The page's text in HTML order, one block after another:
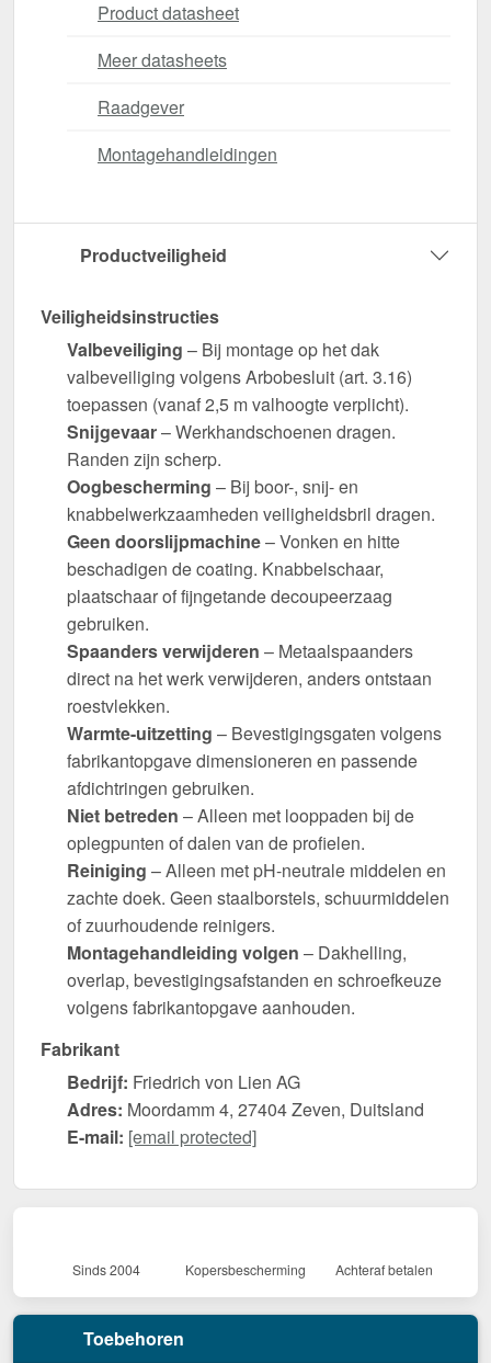
Product datasheet
Meer datasheets
Raadgever
Montagehandleidingen
Productveiligheid
Veiligheidsinstructies
Valbeveiliging – Bij montage op het dak
valbeveiliging volgens Arbobesluit (art. 3.16)
toepassen (vanaf 2,5 m valhoogte verplicht).
Snijgevaar– Werkhandschoenen dragen.
Randen zijn scherp.
Oogbescherming – Bij boor-, snij- en
knabbelwerkzaamheden veiligheidsbril dragen.
Geen doorslijpmachine– Vonken en hitte
beschadigen de coating. Knabbelschaar,
plaatschaar of fijngetande decoupeerzaag
gebruiken.
Spaanders verwijderen – Metaalspaanders
direct na het werk verwijderen, anders ontstaan
roestvlekken.
Warmte-uitzetting – Bevestigingsgaten volgens
fabrikantopgave dimensioneren en passende
afdichtringen gebruiken.
Niet betreden – Alleen met looppaden bij de
oplegpunten of dalen van de profielen.
Reiniging – Alleen met pH-neutrale middelen en
zachte doek. Geen staalborstels, schuurmiddelen
of zuurhoudende reinigers.
Montagehandleiding volgen – Dakhelling,
overlap, bevestigingsafstanden en schroefkeuze
volgens fabrikantopgave aanhouden.
Fabrikant
Bedrijf: Friedrich von Lien AG
Adres: Moordamm 4, 27404 Zeven, Duitsland
E-mail: [email protected]
Sinds 2004 Kopersbescherming Achteraf betalen
Toebehoren